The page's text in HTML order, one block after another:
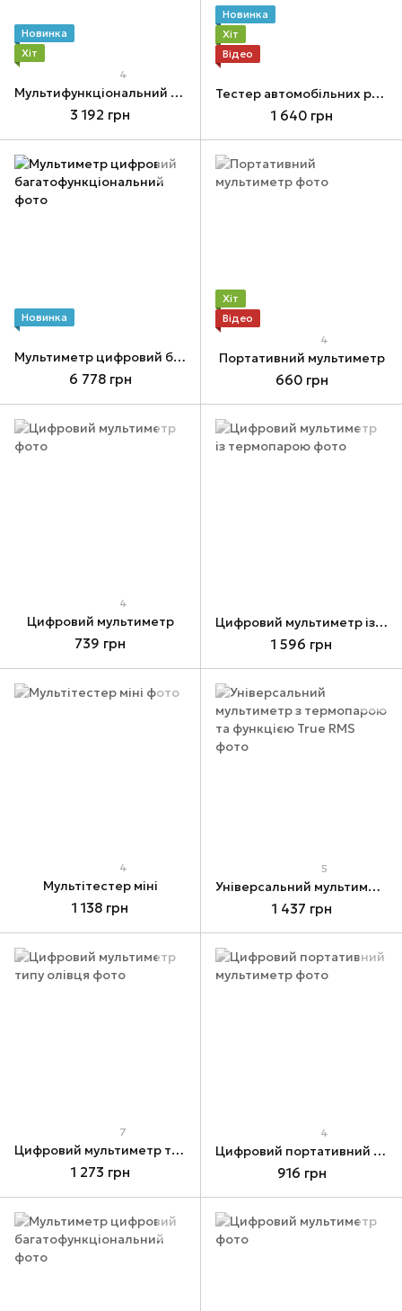
Новинка
Хіт
4
Мультифункціональний тестер напруги та опору
3 192 грн
Новинка
Хіт
Відео
Тестер автомобільних реле 12V/24V, 4-pin/5-pin
1 640 грн
Новинка
Мультиметр цифровий багатофункціональний
6 778 грн
Хіт
Відео
4
Портативний мультиметр
660 грн
4
Цифровий мультиметр
739 грн
Цифровий мультиметр із термопарою
1 596 грн
4
Мультітестер міні
1 138 грн
5
Універсальний мультиметр з термопарою та функцією True RMS
1 437 грн
7
Цифровий мультиметр типу олівця
1 273 грн
4
Цифровий портативний мультиметр
916 грн